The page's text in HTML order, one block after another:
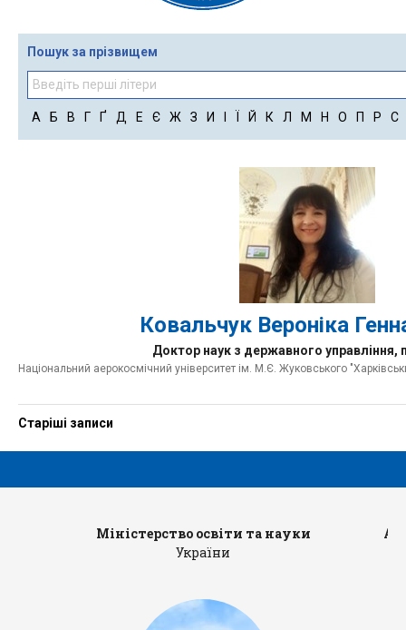
Пошук за прізвищем
А Б В Г Ґ Д Е Є Ж З И Й К Л М Н О П Р С
Ковальчук Вероніка
Доктор наук з державного управління,
Національний аерокосмічний університет ім. М.Є. Жуковського
Навігація
записів
Старіші записи
Міністерство освіти та науки
України